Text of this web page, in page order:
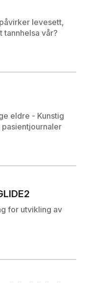
levesett,
tannhelsa vår?
eldre - Kunstig
for utvikling av